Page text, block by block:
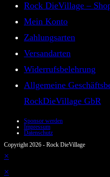
Rock DieVillage –
Mein Konto
Zahlungsarten
Versandarten
Widerrufsbelehrung
Allgemeine
RockDieVillage GbR
Sponsor werden
Impressum
Datenschutz
Copyright 2026 - Rock DieVillage
×
×